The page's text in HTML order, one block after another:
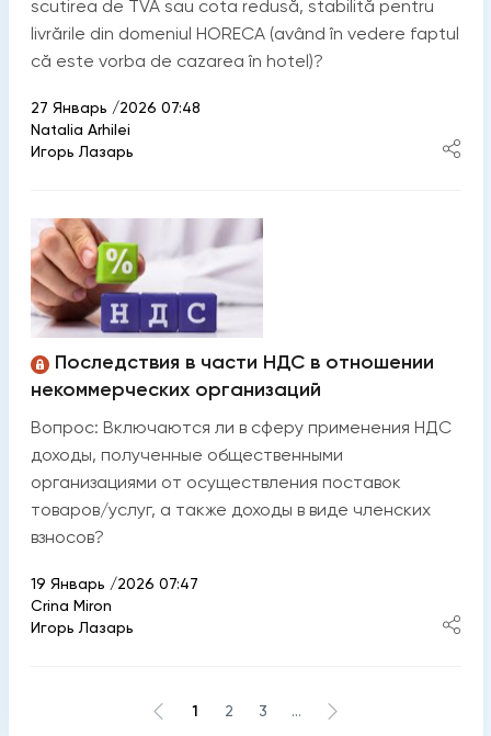
scutirea de TVA sau cota redusă, stabilită pentru
livrările din domeniul HORECA (având în vedere faptul
că este vorba de cazarea în hotel)?
27 Январь /2026 07:48
Natalia Arhilei
Игорь Лазарь
Последствия в части НДС в отношении
некоммерческих организаций
Вопрос: Включаются ли в сферу применения НДС
доходы, полученные общественными
организациями от осуществления поставок
товаров/услуг, а также доходы в виде членских
взносов?
19 Январь /2026 07:47
Crina Miron
Игорь Лазарь
1 2 3 ...